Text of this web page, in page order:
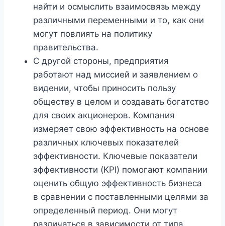
найти и осмыслить взаимосвязь между
различными переменными и то, как они
могут повлиять на политику
правительства.
С другой стороны, предприятия
работают над миссией и заявлением о
видении, чтобы приносить пользу
обществу в целом и создавать богатство
для своих акционеров. Компания
измеряет свою эффективность на основе
различных ключевых показателей
эффективности. Ключевые показатели
эффективности (KPI) помогают компании
оценить общую эффективность бизнеса
в сравнении с поставленными целями за
определенный период. Они могут